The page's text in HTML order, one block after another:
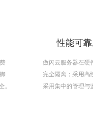
。
性能可
傲闪云服务器在硬
完全隔离；采用高
采用集中的管理与